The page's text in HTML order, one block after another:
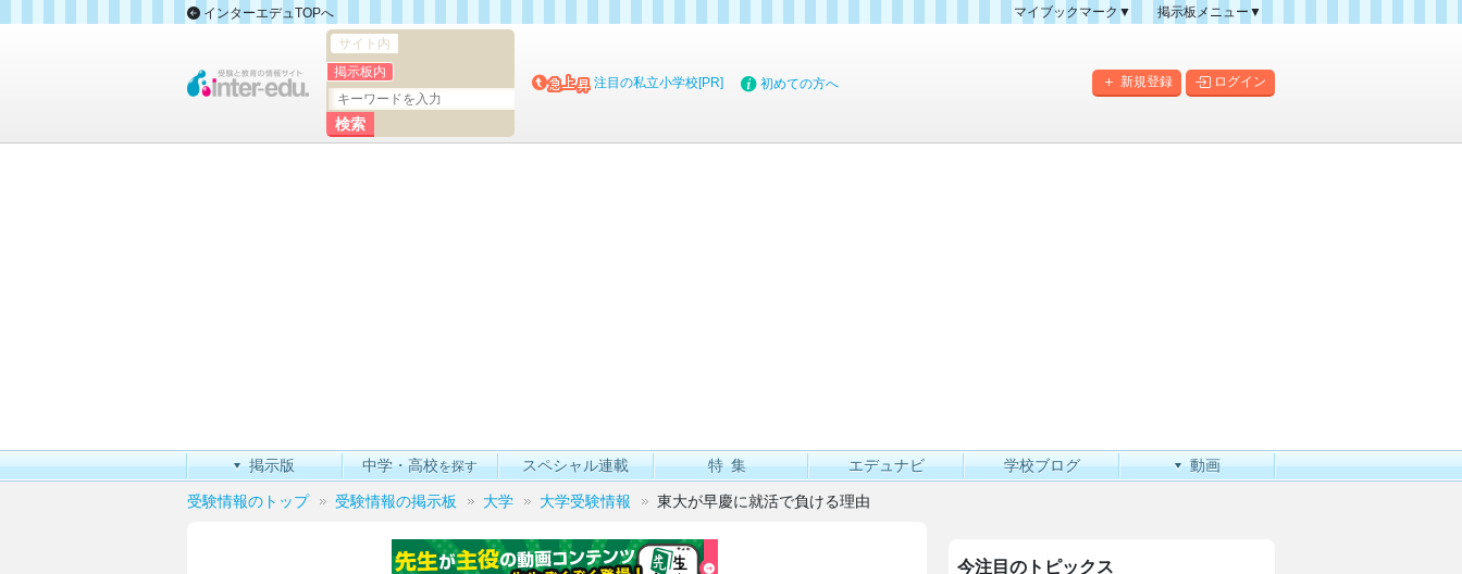
インターエデュTOPへ
マイブックマーク▼
掲示板メニュー▼
掲示板マップ
新規登録 ログイン
サイト内
掲示板内
注目の私立小学校[PR] 初めての方へ
掲示版 中学・高校を探す スペシャル連載 特集 エデュナビ 学校ブログ 動画
受験情報のトップ 受験情報の掲示板 大学 大学受験情報 東大が早慶に就活で負ける理由
今注目のトピックス